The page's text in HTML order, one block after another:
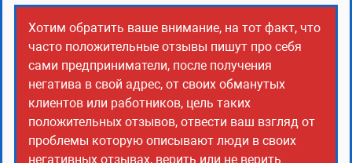
Хотим обратить ваше внимание, на тот факт, что
часто положительные отзывы пишут про себя
сами предприниматели, после получения
негатива в свой адрес, от своих обманутых
клиентов или работников, цель таких
положительных отзывов, отвести ваш взгляд от
проблемы которую описывают люди в своих
негативных отзывах, верить или не верить